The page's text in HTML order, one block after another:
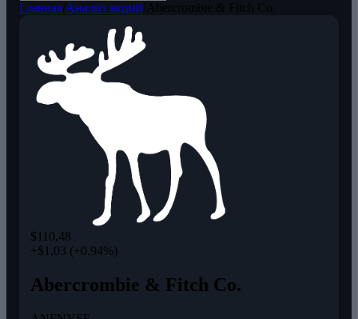
Главная Анализ акций
$110,48
+$1,03 (+0,94%)
Abercrombie & Fitch Co.